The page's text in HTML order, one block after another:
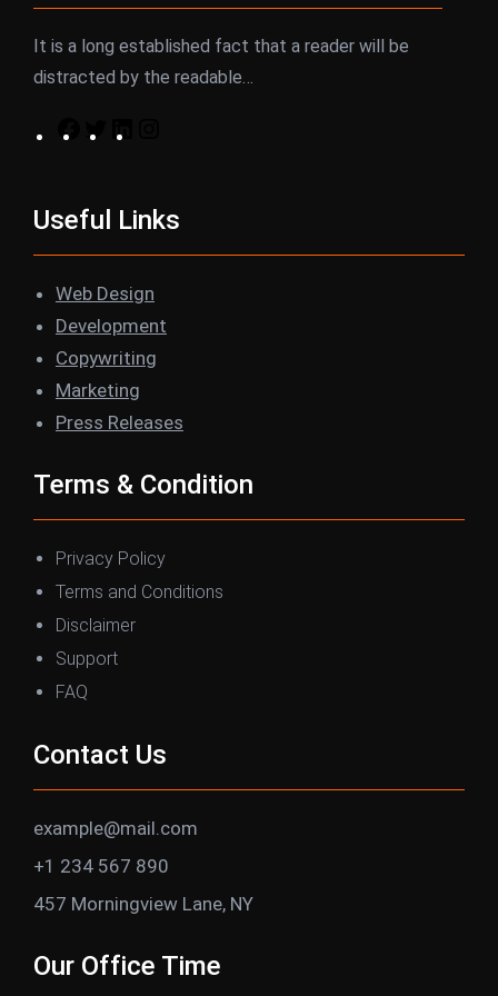
It is a long established fact that a reader will be
distracted by the readable…
F
e
b
o
o
k
T
t
t
e
r
k
e
d
I
n
t
a
r
Useful Links
Web Design
Development
Copywriting
Marketing
Press Releases
Terms & Condition
Privacy Policy
Terms and Conditions
Disclaimer
Support
FAQ
Contact Us
example@mail.com
+1 234 567 890
457 Morningview Lane, NY
Our Office Time